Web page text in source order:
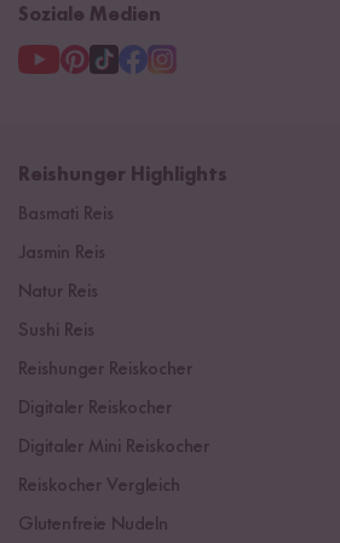
Soziale Medien
Reishunger Highlights
Basmati Reis
Jasmin Reis
Natur Reis
Sushi Reis
Reishunger Reiskocher
Digitaler Reiskocher
Digitaler Mini Reiskocher
Reiskocher Vergleich
Glutenfreie Nudeln